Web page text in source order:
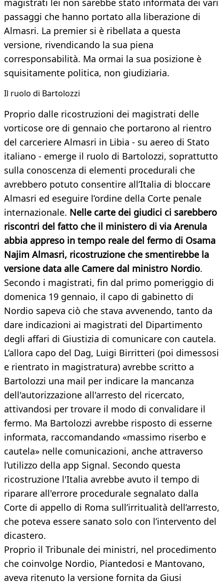
magistrati lei non sarebbe stato informata dei vari
passaggi che hanno portato alla liberazione di
Almasri. La premier si è ribellata a questa
versione, rivendicando la sua piena
corresponsabilità. Ma ormai la sua posizione è
squisitamente politica, non giudiziaria.
​Il ruolo di Bartolozzi
Proprio dalle ricostruzioni dei magistrati delle
vorticose ore di gennaio che portarono al rientro
del carceriere Almasri in Libia - su aereo di Stato
italiano - emerge il ruolo di Bartolozzi, soprattutto
sulla conoscenza di elementi procedurali che
avrebbero potuto consentire all’Italia di bloccare
Almasri ed eseguire l’ordine della Corte penale
internazionale. Nelle carte dei giudici ci sarebbero
riscontri del fatto che il ministero di via Arenula
abbia appreso in tempo reale del fermo di Osama
Najim Almasri, ricostruzione che smentirebbe la
versione data alle Camere dal ministro Nordio.
Secondo i magistrati, fin dal primo pomeriggio di
domenica 19 gennaio, il capo di gabinetto di
Nordio sapeva ciò che stava avvenendo, tanto da
dare indicazioni ai magistrati del Dipartimento
degli affari di Giustizia di comunicare con cautela.
L’allora capo del Dag, Luigi Birritteri (poi dimessosi
e rientrato in magistratura) avrebbe scritto a
Bartolozzi una mail per indicare la mancanza
dell'autorizzazione all'arresto del ricercato,
attivandosi per trovare il modo di convalidare il
fermo. Ma Bartolozzi avrebbe risposto di esserne
informata, raccomandando «massimo riserbo e
cautela» nelle comunicazioni, anche attraverso
l’utilizzo della app Signal. Secondo questa
ricostruzione l'Italia avrebbe avuto il tempo di
riparare all'errore procedurale segnalato dalla
Corte di appello di Roma sull’irritualità dell’arresto,
che poteva essere sanato solo con l’intervento del
dicastero.
Proprio il Tribunale dei ministri, nel procedimento
che coinvolge Nordio, Piantedosi e Mantovano,
aveva ritenuto la versione fornita da Giusi